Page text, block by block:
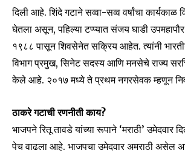
Join our community of
SUBSCRIBERS and be
conversation.
दिली आहे. शिंदे गटाने सव्वा-सव्व वर्षांचा कार्यकाळ
घेतला असून, पहिल्या टप्प्यात संजय घाडी
१९८८ पासून शिवसेनेत सक्रिय आहेत. त्यांनी
विभाग प्रमुख, सिनेट सदस्य आणि मनसेचे राज्य
केले आहे. २०१७ मध्ये ते प्रथम नगरसेवक म्हणून
ठाकरे गटाची रणनीती काय?
भाजपने रितू तावडे यांच्या रूपाने ‘मराठी’ उमेदवार
पेच वाढला आहे. भाजपचा उमेदवार अमराठी असेल